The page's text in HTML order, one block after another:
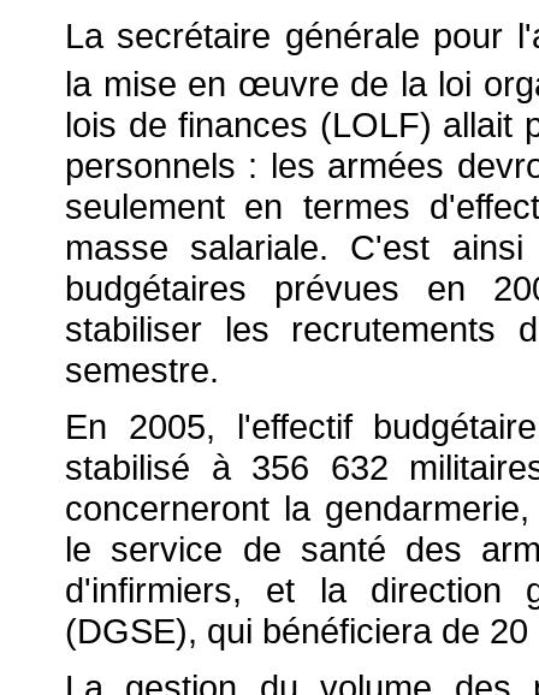
La secrétaire générale pour
la mise en œuvre de la loi
lois de finances (LOLF) allait
personnels : les armées
seulement en termes
masse salariale. C'est
budgétaires prévues en
stabiliser les
semestre.
En 2005, l'effectif
stabilisé à 356 632
concerneront la
le service de santé des
d'infirmiers, et la direction
(DGSE), qui bénéficiera de